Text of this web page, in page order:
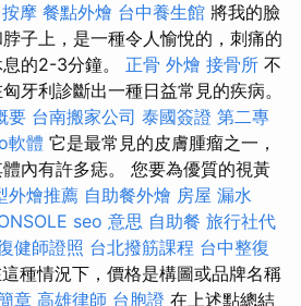
摩 餐點外燴 台中養生館 將我的臉
子上，是一種令人愉悅的，刺痛的
的2-3分鐘。 正骨 外燴 接骨所 不
牙利診斷出一種日益常見的疾病。
要 台南搬家公司 泰國簽證 第二專
軟體 它是最常見的皮膚腫瘤之一，
內有許多痣。 您要為優質的視黃
外燴推薦 自助餐外燴 房屋 漏水
seo 意思 自助餐 旅行社代
健師證照 台北撥筋課程 台中整復
種情況下，價格是構圖或品牌名稱
章 高雄律師 台胞證 在上述點總結